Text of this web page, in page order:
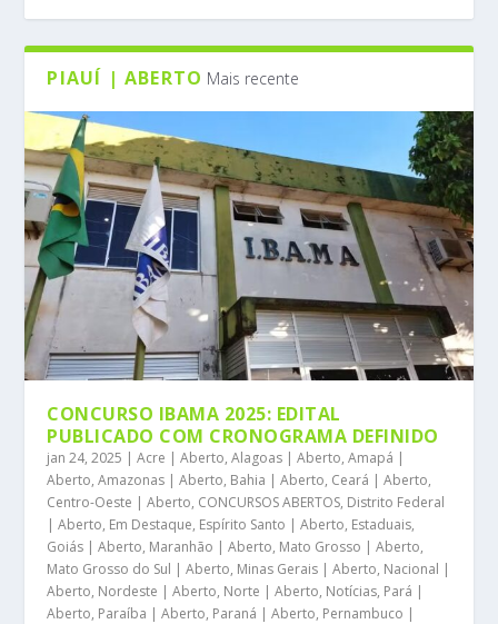
PIAUÍ | ABERTO Mais recente
CONCURSO IBAMA 2025: EDITAL
PUBLICADO COM CRONOGRAMA DEFINIDO
jan 24, 2025 |Acre | Aberto,Alagoas | Aberto,Amapá |
Aberto,Amazonas | Aberto, Bahia | Aberto, Ceará | Aberto,
Centro-Oeste | Aberto, CONCURSOS ABERTOS, Distrito Federal
| Aberto, Em Destaque, Espírito Santo | Aberto, Estaduais,
Goiás | Aberto, Maranhão | Aberto, Mato Grosso | Aberto,
Mato Grosso do Sul | Aberto, Minas Gerais | Aberto, Nacional |
Aberto, Nordeste | Aberto, Norte | Aberto, Notícias, Pará |
Aberto, Paraíba | Aberto, Paraná | Aberto, Pernambuco |